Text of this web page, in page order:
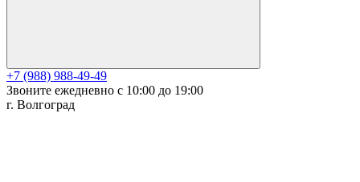
+7 (988) 988-49-49
Звоните ежедневно с 10:00 до 19:00
г. Волгоград